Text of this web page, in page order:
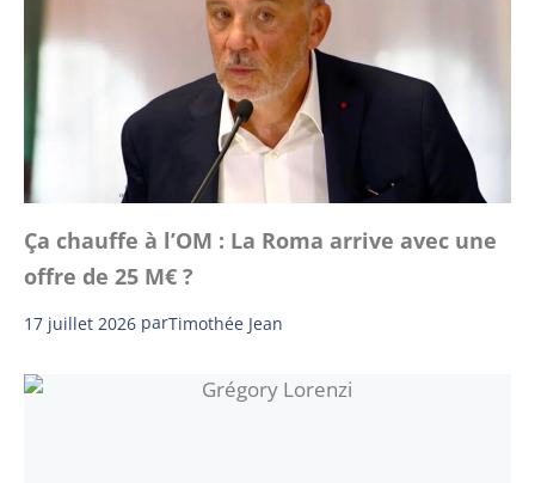
Ça chauffe à l’OM : La Roma arrive avec une
offre de 25 M€ ?
17 juillet 2026 parTimothée Jean